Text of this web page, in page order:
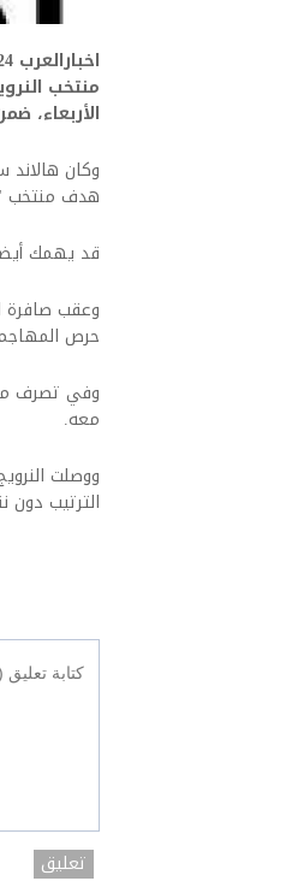
الأربعاء،
هدف منتخب
قد يهمك
وعقب صافرة
حرص
وفي تصرف
معه.
ووصلت
الترتيب دون
تعليق